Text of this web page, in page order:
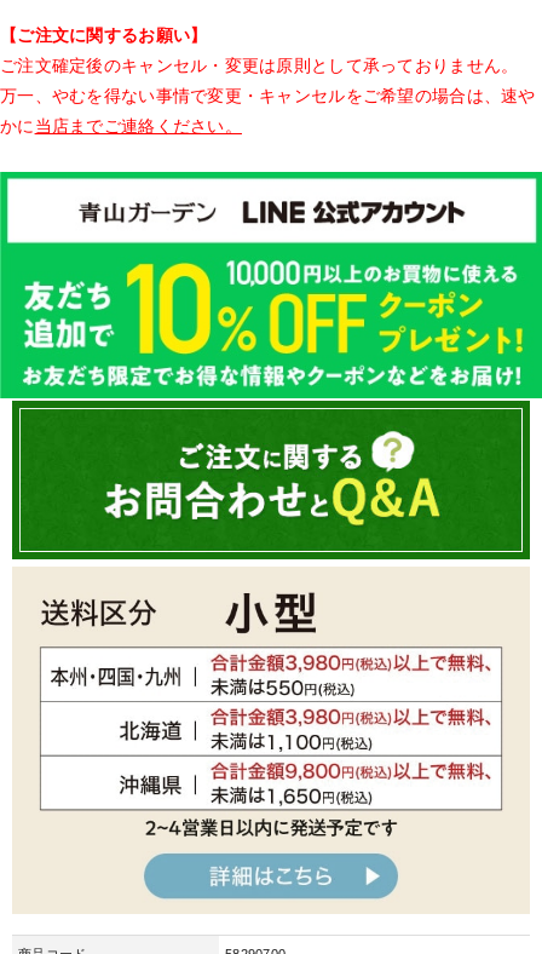
【ご注文に関するお願い】
ご注文確定後のキャンセル・変更は原則として承っておりません。
万一、やむを得ない事情で変更・キャンセルをご希望の場合は、速や
かに 当店までご連絡ください。